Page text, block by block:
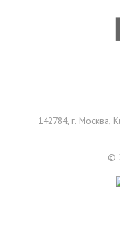
142784, г. Москва,
©